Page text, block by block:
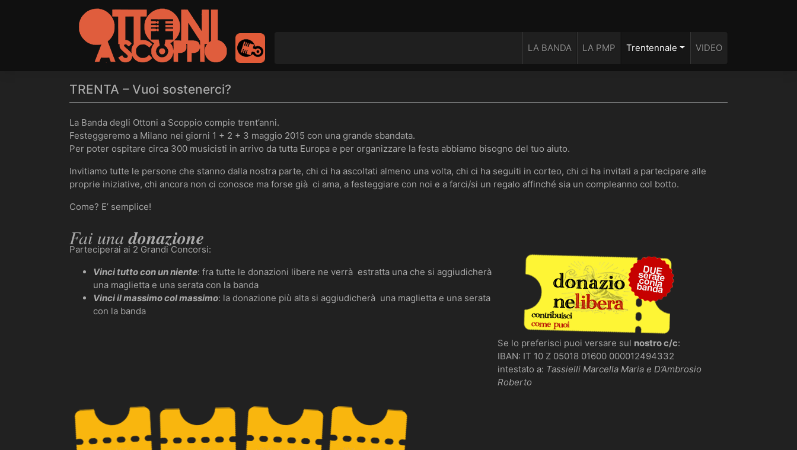
LA BANDA LA PMP Trentennale VIDEO
TRENTA – Vuoi sostenerci?
La Banda degli Ottoni a Scoppio compie trent’anni.
Festeggeremo a Milano nei giorni 1 + 2 + 3 maggio 2015 con una grande sbandata.
Per poter ospitare circa 300 musicisti in arrivo da tutta Europa e per organizzare la festa abbiamo bisogno del tuo aiuto.
Invitiamo tutte le persone che stanno dalla nostra parte, chi ci ha ascoltati almeno una volta, chi ci ha seguiti in corteo, chi ci ha invitati a partecipare alle
proprie iniziative, chi ancora non ci conosce ma forse già ci ama, a festeggiare con noi e a farci/si un regalo affinché sia un compleanno col botto.
Come? E’ semplice!
Fai unadonazione
Parteciperai ai 2 Grandi Concorsi:
Vinci tutto con un niente: fra tutte le donazioni libere ne verrà estratta una che si aggiudicherà
una maglietta e una serata con la banda
Vinci il massimo col massimo: la donazione più alta si aggiudicherà una maglietta e una serata
con la banda
Se lo preferisci puoi versare sul nostro c/c:
IBAN: IT 10 Z 05018 01600 000012494332
intestato a: Tassielli Marcella Maria e D’Ambrosio
Roberto